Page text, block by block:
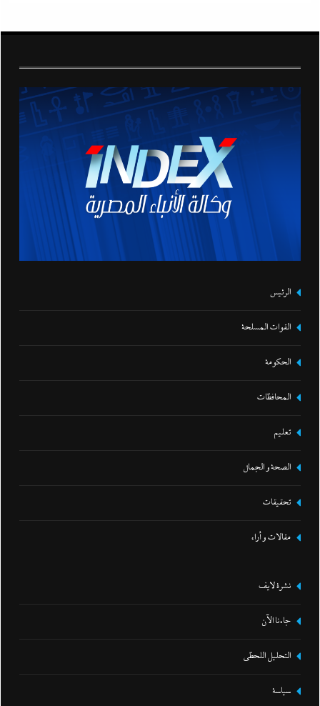
الرئيس
القوات المسلحة
الحكومة
المحافظات
تعليم
الصحة و الجمال
تحقيقات
مقالات و أراء
نشرة لايف
جاءنا الآن
التحليل اللحظي
سياسة